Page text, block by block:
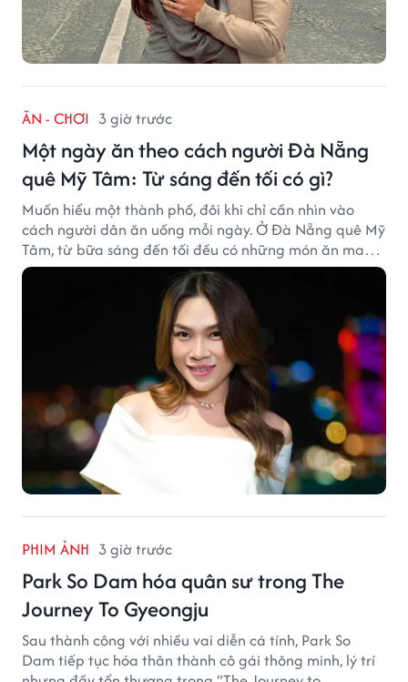
ĂN - CHƠI 3 giờ trước
Một ngày ăn theo cách người Đà Nẵng
quê Mỹ Tâm: Từ sáng đến tối có gì?
Muốn hiểu một thành phố, đôi khi chỉ cần nhìn vào
cách người dân ăn uống mỗi ngày. Ở Đà Nẵng quê Mỹ
Tâm, từ bữa sáng đến tối đều có những món ăn mang
đậm dấu ấn miền Trung.
PHIM ẢNH 3 giờ trước
Park So Dam hóa quân sư trong The
Journey To Gyeongju
Sau thành công với nhiều vai diễn cá tính, Park So
Dam tiếp tục hóa thân thành cô gái thông minh, lý trí